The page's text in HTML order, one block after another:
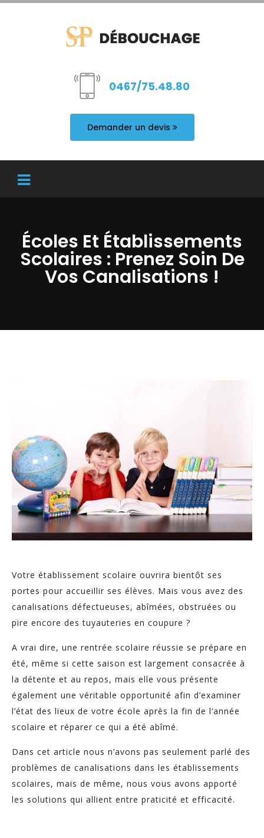
0467/75.48.80
Demander un devis
Écoles Et Établissements
Scolaires : Prenez Soin De
Vos Canalisations !
Votre établissement scolaire ouvrira bientôt ses
portes pour accueillir ses élèves. Mais vous avez des
canalisations défectueuses, abîmées, obstruées ou
pire encore des tuyauteries en coupure ?
A vrai dire, une rentrée scolaire réussie se prépare en
été, même si cette saison est largement consacrée à
la détente et au repos, mais elle vous présente
également une véritable opportunité afin d’examiner
l’état des lieux de votre école après la fin de l’année
scolaire et réparer ce qui a été abîmé.
Dans cet article nous n’avons pas seulement parlé des
problèmes de canalisations dans les établissements
scolaires, mais de même, nous vous avons apporté
les solutions qui allient entre praticité et efficacité.